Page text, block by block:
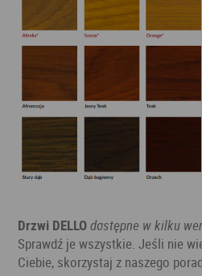
Drzwi DELLOdostępne w kilku
Sprawdź je wszystkie. Jeśli nie
Ciebie, skorzystaj z naszego